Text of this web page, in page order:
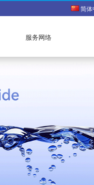
简体
服务网络